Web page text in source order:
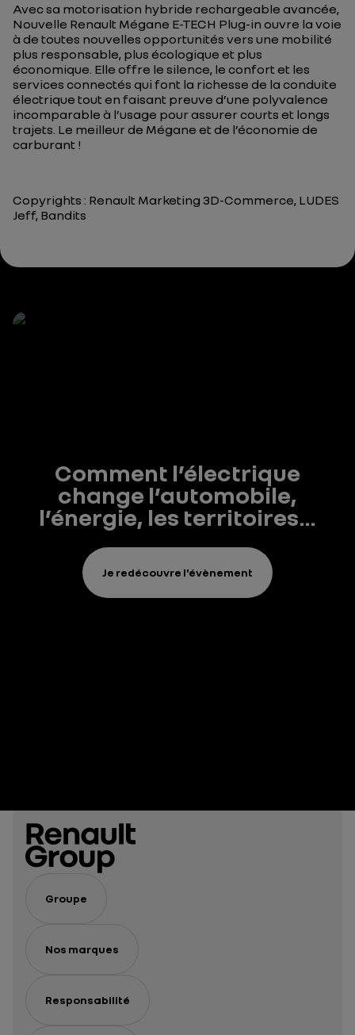
Avec sa motorisation hybride rechargeable avancée,
Nouvelle Renault Mégane E-TECH Plug-in ouvre la voie
à de toutes nouvelles opportunités vers une mobilité
plus responsable, plus écologique et plus
économique. Elle offre le silence, le confort et les
services connectés qui font la richesse de la conduite
électrique tout en faisant preuve d’une polyvalence
incomparable à l’usage pour assurer courts et longs
trajets. Le meilleur de Mégane et de l’économie de
carburant !
Copyrights : Renault Marketing 3D-Commerce, LUDES
Jeff, Bandits
Comment l’électrique
change l’automobile,
l’énergie, les territoires…
Je redécouvre l'évènement
Groupe
Nos marques
Responsabilité